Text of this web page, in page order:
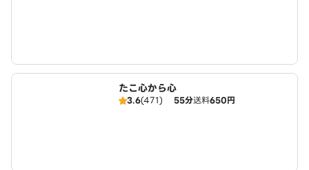
たこ心から心
3.6(471) 55分送料650円